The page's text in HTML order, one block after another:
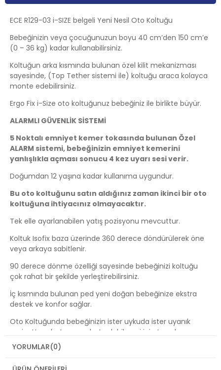
ECE R129-03 i-SIZE belgeli Yeni Nesil Oto Koltuğu
Bebeğinizin veya çocuğunuzun boyu 40 cm’den 150 cm’e
(0 – 36 kg) kadar kullanabilirsiniz.
Koltuğun arka kısmında bulunan özel kilit mekanizması
sayesinde, (Top Tether sistemi ile) koltuğu araca kolayca
monte edebilirsiniz.
Ergo Fix i-Size oto koltuğunuz bebeğiniz ile birlikte büyür.
ALARMLI GÜVENLİK SİSTEMİ
5 Noktalı emniyet kemer tokasında bulunan Özel
ALARM sistemi, bebeğinizin emniyet kemerini
yanlışlıkla açması sonucu 4 kez uyarı sesi verir.
Doğumdan 12 yaşına kadar kullanıma uygundur.
Bu oto koltuğunu satın aldığınız zaman ikinci bir oto
koltuğuna ihtiyacınız olmayacaktır.
Tek elle ayarlanabilen yatış pozisyonu mevcuttur.
Koltuk Isofix baza üzerinde 360 derece döndürülerek öne
veya arkaya sabitlenir.
90 derece dönme özelliği sayesinde bebeğinizi koltuğu
çok rahat bir şekilde yerleştirebilirsiniz.
İç kısmında bulunan ped yeni doğan bebeğinize ekstra
destek ve konfor sağlar.
Oto Koltuğunda bebeğinizin ister uykuda ister uyanık
vaziyette rahatça seyahat edebilmesi için tasarlanmış
farklı pozisyonlara ayarlanabilen oturma ünitesi
mevcuttur.
YORUMLAR(0)